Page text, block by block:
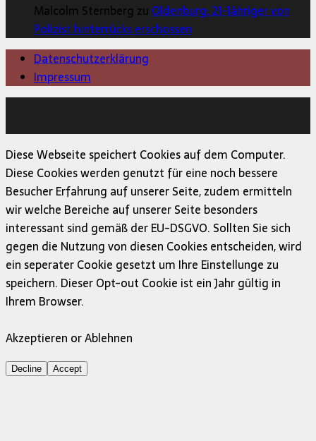
Malcolm Sternberg zu Oldenburg: 21-Jähriger von
Polizist hinterrücks erschossen
Datenschutzerklärung
Impressum
Diese Webseite speichert Cookies auf dem Computer.
Diese Cookies werden genutzt für eine noch bessere
Besucher Erfahrung auf unserer Seite, zudem ermitteln
wir welche Bereiche auf unserer Seite besonders
interessant sind gemäß der EU-DSGVO. Sollten Sie sich
gegen die Nutzung von diesen Cookies entscheiden, wird
ein seperater Cookie gesetzt um Ihre Einstellunge zu
speichern. Dieser Opt-out Cookie ist ein Jahr gültig in
Ihrem Browser.
Akzeptieren or Ablehnen
Decline Accept